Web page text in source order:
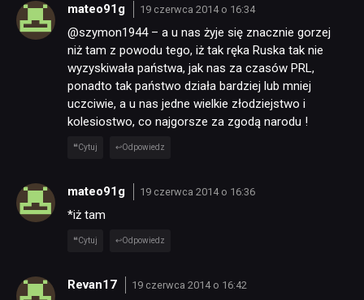
mateo91g 19 czerwca 2014 o 16:34
@szymon1944 – a u nas żyje się znacznie gorzej
niż tam z powodu tego, iż tak ręka Ruska tak nie
wyzyskiwała państwa, jak nas za czasów PRL,
ponadto tak państwo działa bardziej lub mniej
uczciwie, a u nas jedne wielkie złodziejstwo i
kolesiostwo, co najgorsze za zgodą narodu !
Cytuj Odpowiedz
mateo91g 19 czerwca 2014 o 16:36
*iż tam
Cytuj Odpowiedz
Revan17 19 czerwca 2014 o 16:42